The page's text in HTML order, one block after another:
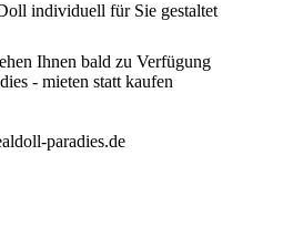
individuell für Sie gestaltet
Ihnen bald zu Verfügung
- mieten statt kaufen
paradies.de
paradies.de